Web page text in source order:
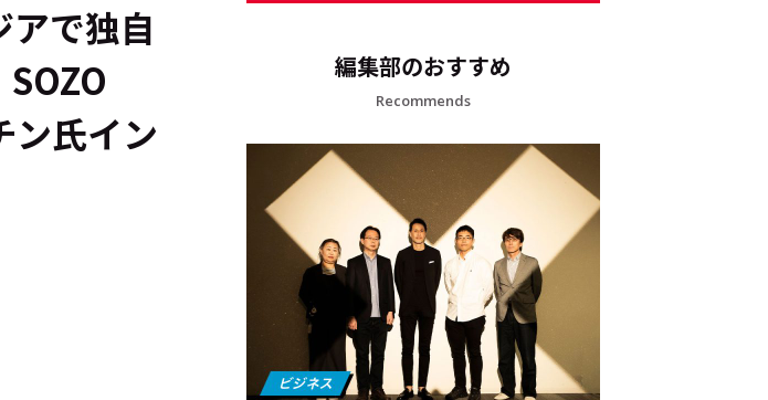
で独自
氏イン
編集部のおすすめ
Recommends